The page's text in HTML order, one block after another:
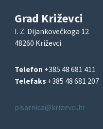
Grad Križevci
I. Z. Dijankovečkoga 12
48260 Križevci
Telefon +385 48 681 411
Telefaks +385 48 681 207
pisarnica@krizevci.hr